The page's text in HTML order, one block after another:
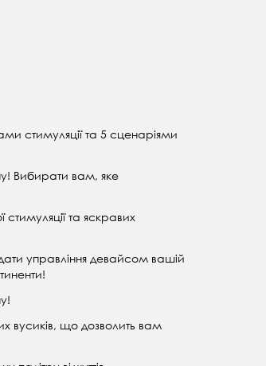
стимуляції та 5 сценаріями
Вибирати вам, яке
та яскравих
управління девайсом вашій
вусиків, що дозволить вам